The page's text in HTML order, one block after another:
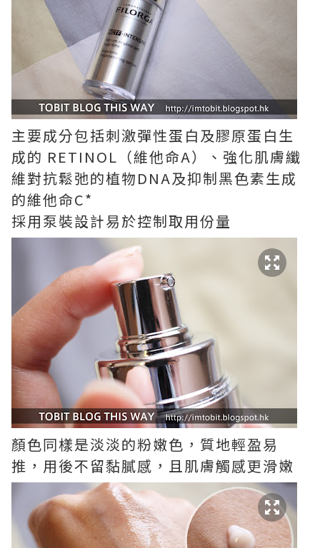
主要成分包括刺激彈性蛋白及膠原蛋白生
成的 RETINOL（維他命A）、強化肌膚纖
維對抗鬆弛的植物DNA及抑制黑色素生成
的維他命C*
採用泵裝設計易於控制取用份量
顏色同樣是淡淡的粉嫩色，質地輕盈易
推，用後不留黏膩感，且肌膚觸感更滑嫩